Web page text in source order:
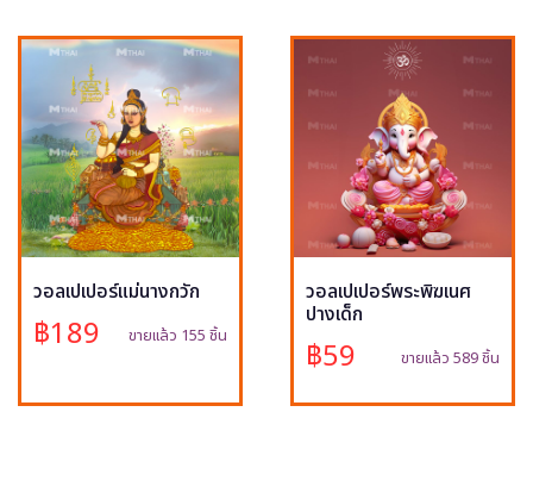
วอลเปเปอร์แม่นางกวัก
฿189 ขายแล้ว 155 ชิ้น
วอลเปเปอร์พระพิฆเนศ
ปางเด็ก
฿59 ขายแล้ว 589 ชิ้น